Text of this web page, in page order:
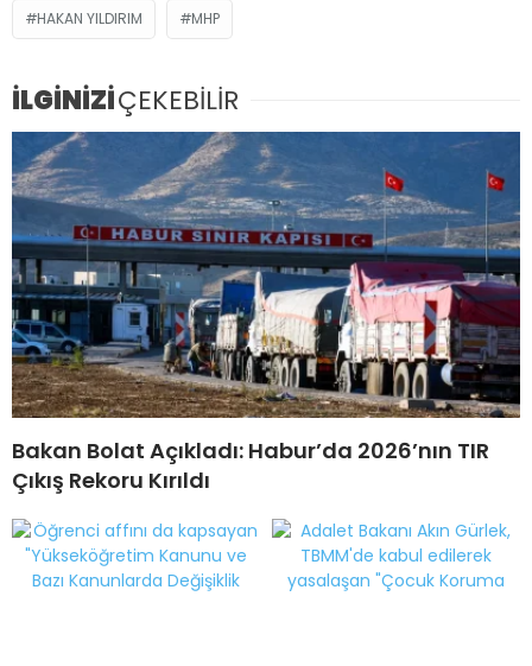
HAKAN YILDIRIM MHP
İLGİNİZİÇEKEBİLİR
Bakan Bolat Açıkladı: Habur’da 2026’nın TIR
Çıkış Rekoru Kırıldı